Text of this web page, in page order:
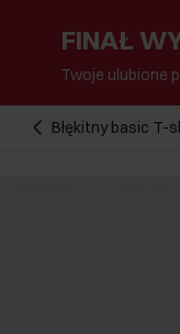
FINAŁ
Twoje ulubione
Błękitny basic T-